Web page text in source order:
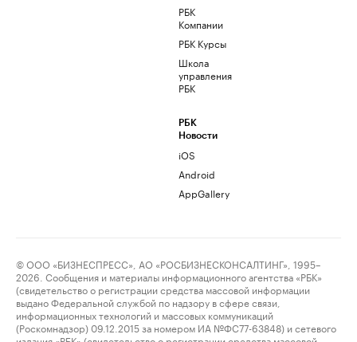
РБК
Компании
РБК Курсы
Школа
управления
РБК
РБК
Новости
iOS
Android
AppGallery
© ООО «БИЗНЕСПРЕСС», АО «РОСБИЗНЕСКОНСАЛТИНГ», 1995–
2026. Сообщения и материалы информационного агентства «РБК»
(свидетельство о регистрации средства массовой информации
выдано Федеральной службой по надзору в сфере связи,
информационных технологий и массовых коммуникаций
(Роскомнадзор) 09.12.2015 за номером ИА №ФС77-63848) и сетевого